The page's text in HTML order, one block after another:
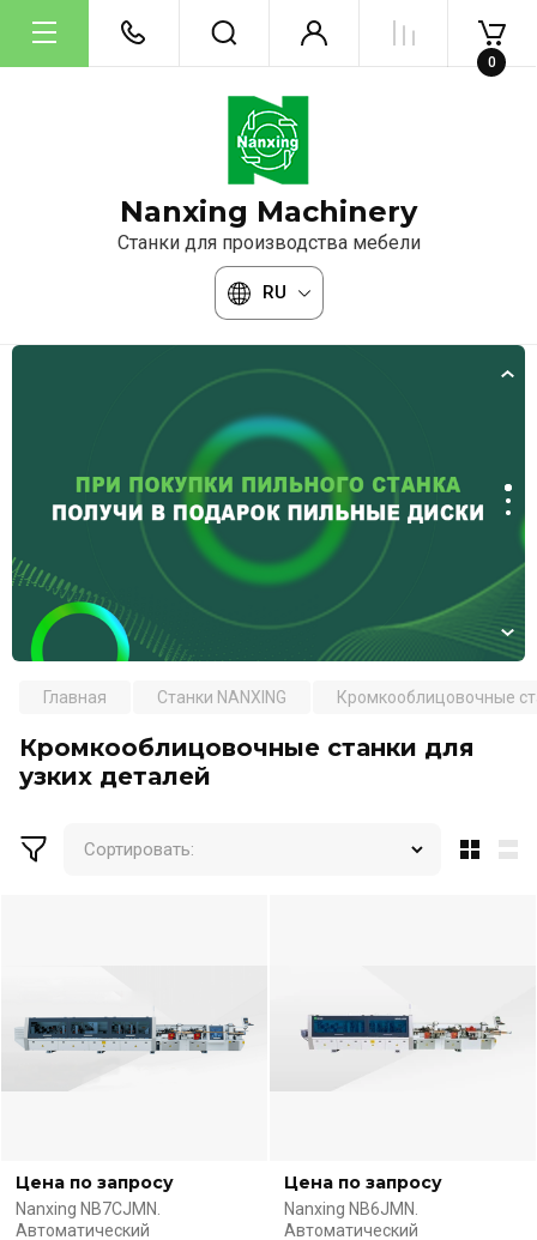
Nanxing Machinery
Станки для производства мебели
RU
0
Главная Станки NANXING Кромкооблицовочные
Кромкооблицовочные станки для
узких деталей
Сортировать:
Цена по запросу
Nanxing NB7CJMN.
Автоматический
Цена по запросу
Nanxing NB6JMN.
Автоматический